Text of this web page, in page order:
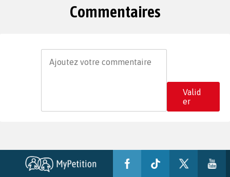
Commentaires
Valid
er